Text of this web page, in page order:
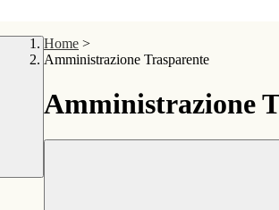
Home >
Amministrazione Trasparente
Amministrazione